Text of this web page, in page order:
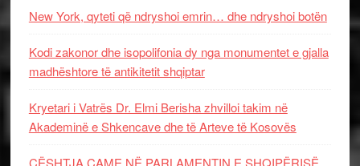
New York, qyteti që ndryshoi emrin… dhe ndryshoi botën
Kodi zakonor dhe isopolifonia dy nga monumentet e gjalla
madhështore të antikitetit shqiptar
Kryetari i Vatrës Dr. Elmi Berisha zhvilloi takim në
Akademinë e Shkencave dhe të Arteve të Kosovës